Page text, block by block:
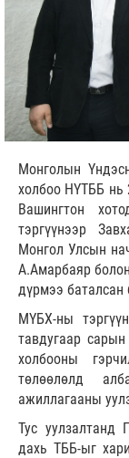
Монголын
холбоо НҮТББ нь
Вашингтон
тэргүүнээр
Монгол Улсын
А.Амарбаяр
дүрмээ баталсан
МҮБХ-ны
тавдугаар
холбооны
төлөөлөлд
ажиллагааны
Тус уулзалтанд
дахь ТББ-ыг